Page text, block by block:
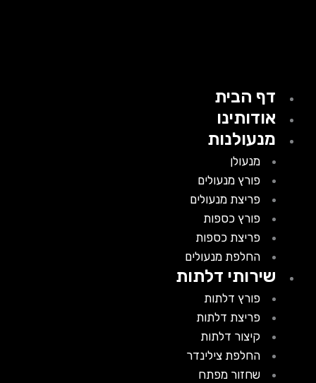
דף הבית
אודותינו
מנעולנות
מנעולן
פורץ מנעולים
פריצת מנעולים
פורץ כספות
פריצת כספות
החלפת מנעולים
שירותי דלתות
פורץ דלתות
פריצת דלתות
קיצור דלתות
החלפת צילינדר
שחזור מפתח